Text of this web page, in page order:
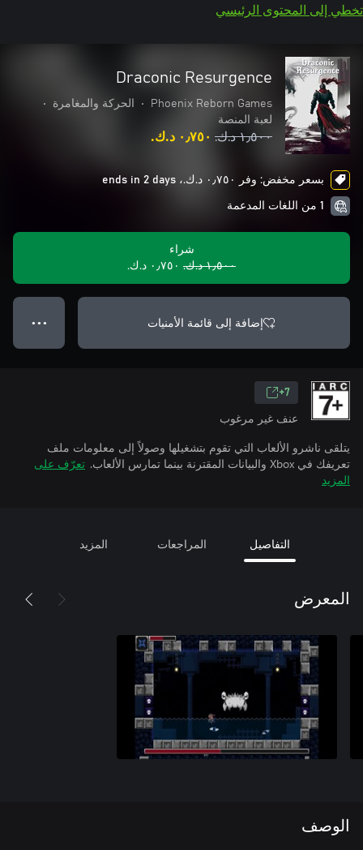
تخطي إلى المحتوى الرئيسي
Draconic Resurgence
Phoenix Reborn Games
• الحركة والمغامرة
•
لعبة المنصة
١٫٥٠٠ د.ك.‏ ٠٫٧٥٠ د.ك.‏
بسعر مخفض: وفر ٠٫٧٥٠ د.ك.‏، ends in 2 days
1 من اللغات المدعمة
شراء
١٫٥٠٠ د.ك.‏
٠٫٧٥٠ د.ك.‏
إضافة إلى قائمة الأمنيات ● ● ●
7+
عنف غير مرغوب
يتلقى ناشرو الألعاب التي تقوم بتشغيلها وصولاً إلى معلومات ملف
تعريفك في Xbox والبيانات المقترنة بينما تمارس الألعاب.
تعرّف على
المزيد
التفاصيل المراجعات المزيد
المعرض
الوصف